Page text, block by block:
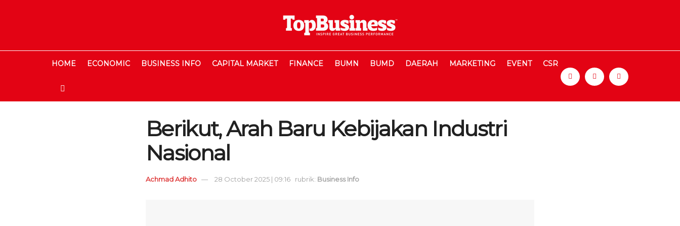
HOME ECONOMIC BUSINESS INFO CAPITAL MARKET FINANCE BUMN BUMD DAERAH MARKETING EVENT CSR
Berikut, Arah Baru Kebijakan Industri
Nasional
Achmad Adhito 28 October 2025 | 09:16 rubrik: Business Info